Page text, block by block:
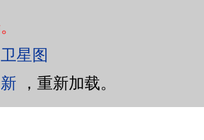
星图
，重新加载。